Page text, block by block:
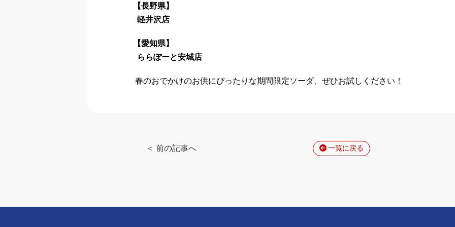
【長野県】
軽井沢店
【愛知県】
ららぽーと安城店
春のおでかけのお供にぴったりな期間限定ソーダ、ぜひお試しください！
＜ 前の記事へ 一覧に戻る